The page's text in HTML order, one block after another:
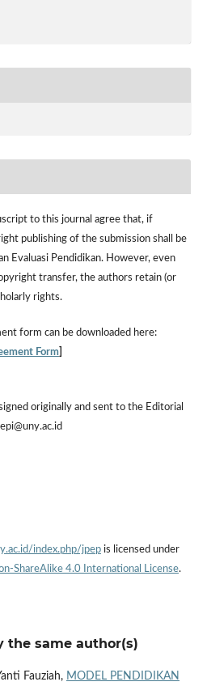
to this journal agree that, if
publishing of the submission shall be
Evaluasi Pendidikan. However, even
transfer, the authors retain (or
rights.
form can be downloaded here:
Form]
originally and sent to the Editorial
index.php/jpepis licensed under
ShareAlike 4.0 International License.
the same author(s)
Fauziah, MODEL PENDIDIKAN